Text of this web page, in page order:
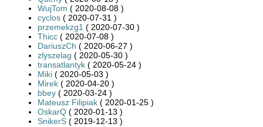
WujTom ( 2020-08-08 )
cyclos ( 2020-07-31 )
przemekzg1 ( 2020-07-30 )
Thicc ( 2020-07-08 )
DariuszCh ( 2020-06-27 )
zlyszelag ( 2020-05-30 )
transatlantyk ( 2020-05-24 )
Miki ( 2020-05-03 )
Mirek ( 2020-04-20 )
bbey ( 2020-03-24 )
Mateusz Filipiak ( 2020-01-25 )
OskarQ ( 2020-01-13 )
SnikerS ( 2019-12-13 )